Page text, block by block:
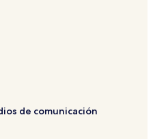
Cabo
de comunicación